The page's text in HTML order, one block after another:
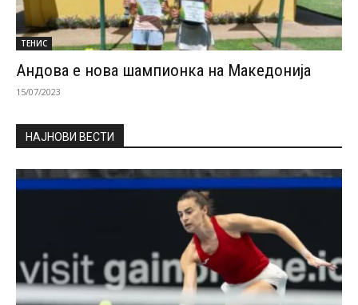
ТЕНИС
Андова е нова шампионка на Македонија
15/07/2023
НАЈНОВИ ВЕСТИ